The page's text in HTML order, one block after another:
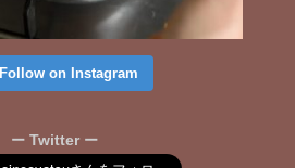
Follow on Instagram
ー Twitter ー